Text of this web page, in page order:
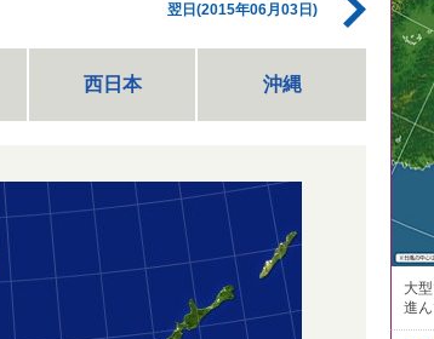
翌日(2015年06月03日)
西日本 沖縄
大
進